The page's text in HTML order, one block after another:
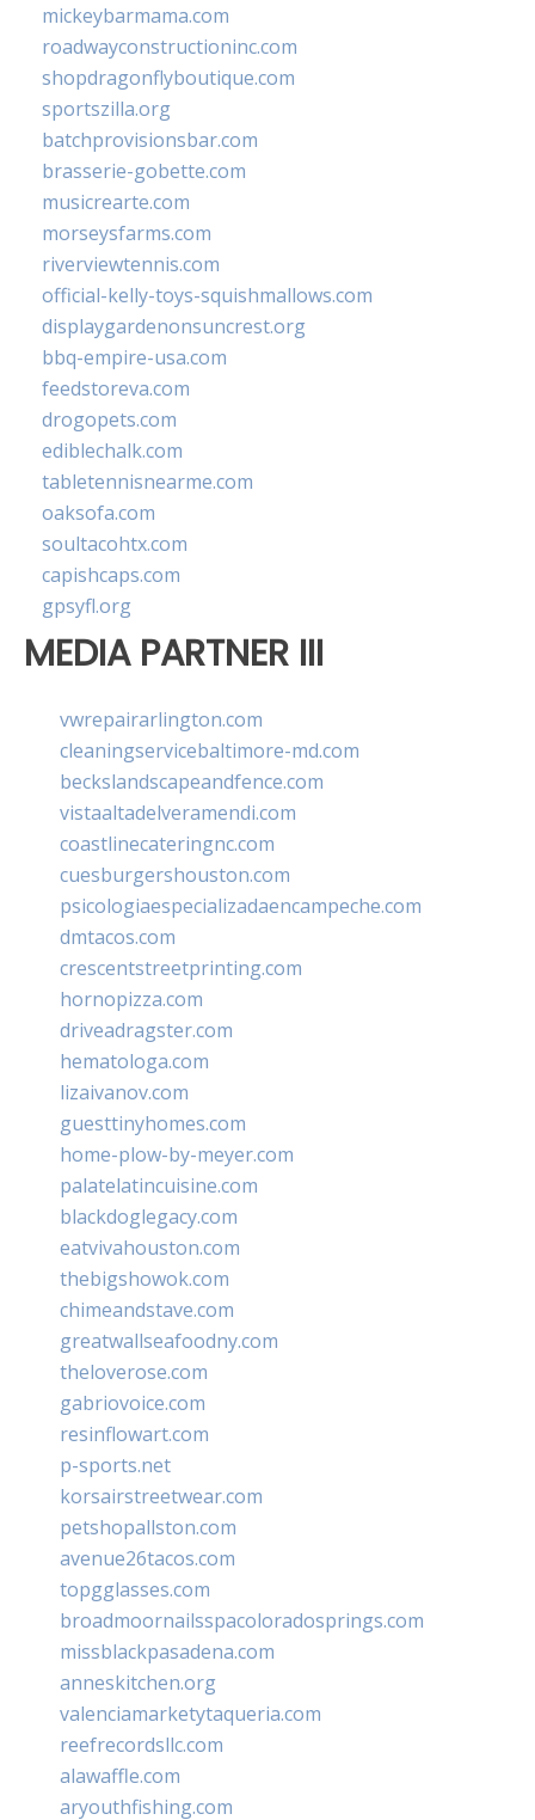
mickeybarmama.com
roadwayconstructioninc.com
shopdragonflyboutique.com
sportszilla.org
batchprovisionsbar.com
brasserie-gobette.com
musicrearte.com
morseysfarms.com
riverviewtennis.com
official-kelly-toys-squishmallows.com
displaygardenonsuncrest.org
bbq-empire-usa.com
feedstoreva.com
drogopets.com
ediblechalk.com
tabletennisnearme.com
oaksofa.com
soultacohtx.com
capishcaps.com
gpsyfl.org
MEDIA PARTNER III
vwrepairarlington.com
cleaningservicebaltimore-md.com
beckslandscapeandfence.com
vistaaltadelveramendi.com
coastlinecateringnc.com
cuesburgershouston.com
psicologiaespecializadaencampeche.com
dmtacos.com
crescentstreetprinting.com
hornopizza.com
driveadragster.com
hematologa.com
lizaivanov.com
guesttinyhomes.com
home-plow-by-meyer.com
palatelatincuisine.com
blackdoglegacy.com
eatvivahouston.com
thebigshowok.com
chimeandstave.com
greatwallseafoodny.com
theloverose.com
gabriovoice.com
resinflowart.com
p-sports.net
korsairstreetwear.com
petshopallston.com
avenue26tacos.com
topgglasses.com
broadmoornailsspacoloradosprings.com
missblackpasadena.com
anneskitchen.org
valenciamarketytaqueria.com
reefrecordsllc.com
alawaffle.com
aryouthfishing.com